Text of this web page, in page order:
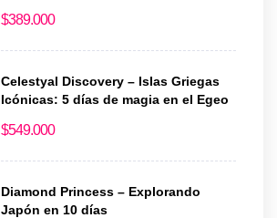
$389.000
Celestyal Discovery – Islas Griegas
Icónicas: 5 días de magia en el Egeo
$549.000
Diamond Princess – Explorando
Japón en 10 días